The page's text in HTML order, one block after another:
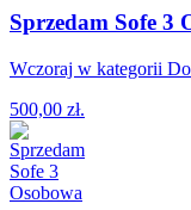
Sprzedam Sofe 3
Wczoraj w kategorii
500,00 zł.